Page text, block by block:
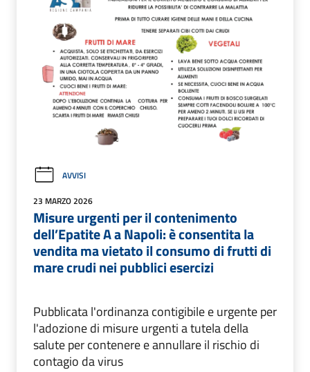
AVVISI
23 MARZO 2026
Misure urgenti per il contenimento
dell’Epatite A a Napoli: è consentita la
vendita ma vietato il consumo di frutti di
mare crudi nei pubblici esercizi
Pubblicata l'ordinanza contigibile e urgente per
l'adozione di misure urgenti a tutela della
salute per contenere e annullare il rischio di
contagio da virus